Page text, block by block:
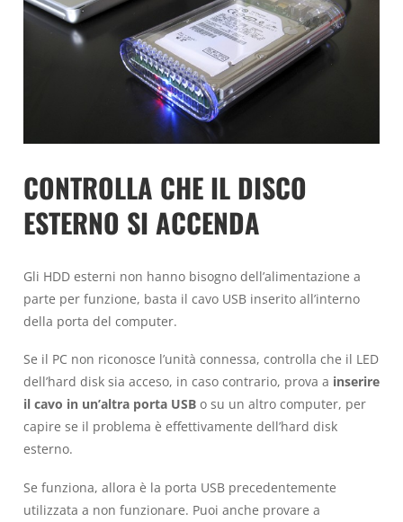
CONTROLLA CHE IL DISCO
ESTERNO SI ACCENDA
Gli HDD esterni non hanno bisogno dell’alimentazione a
parte per funzione, basta il cavo USB inserito all’interno
della porta del computer.
Se il PC non riconosce l’unità connessa, controlla che il LED
dell’hard disk sia acceso, in caso contrario, prova a inserire
il cavo in un’altra porta USB o su un altro computer, per
capire se il problema è effettivamente dell’hard disk
esterno.
Se funziona, allora è la porta USB precedentemente
utilizzata a non funzionare. Puoi anche provare a